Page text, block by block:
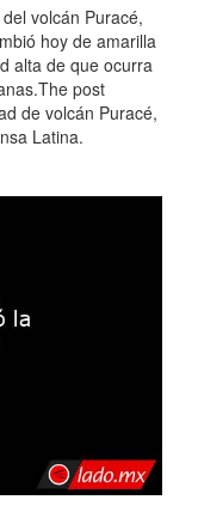
volcán Puracé,
hoy de amarilla
alta de que ocurra
post
de volcán Puracé,
Latina.